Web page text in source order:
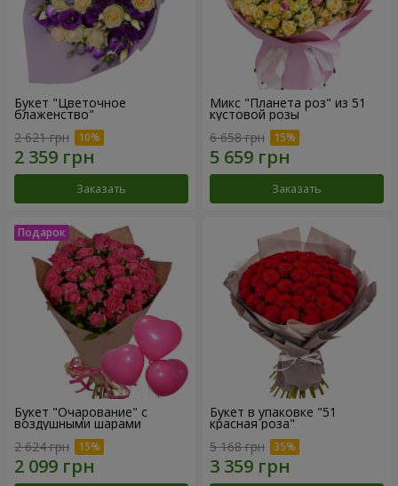
Букет "Цветочное
блаженство"
2 621 грн
Заказать
Микс "Планета роз" из 51
кустовой розы
6 658 грн
Заказать
Букет "Очарование" с
воздушными шарами
2 624 грн
Букет в упаковке "51
красная роза"
5 168 грн